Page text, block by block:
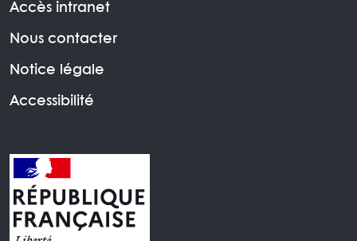
Accès intranet
Nous contacter
Notice légale
Accessibilité